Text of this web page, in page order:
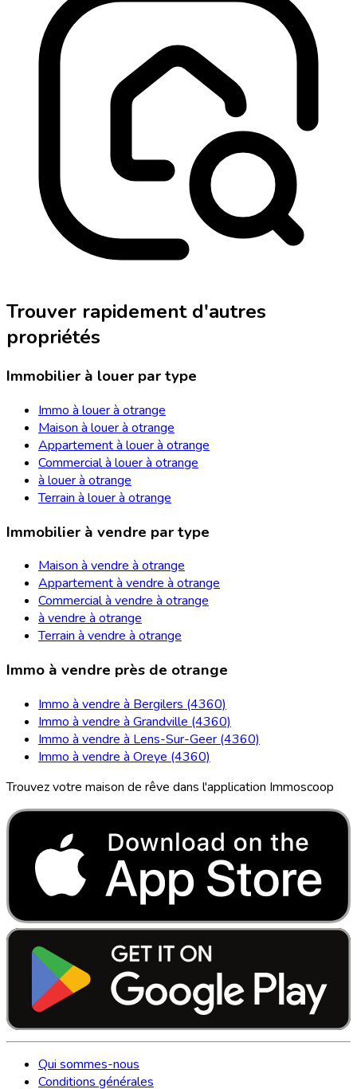
Trouver rapidement d'autres
propriétés
Immobilier à louer par type
Immo à louer à otrange
Maison à louer à otrange
Appartement à louer à otrange
Commercial à louer à otrange
à louer à otrange
Terrain à louer à otrange
Immobilier à vendre par type
Maison à vendre à otrange
Appartement à vendre à otrange
Commercial à vendre à otrange
à vendre à otrange
Terrain à vendre à otrange
Immo à vendre près de otrange
Immo à vendre à Bergilers (4360)
Immo à vendre à Grandville (4360)
Immo à vendre à Lens-Sur-Geer (4360)
Immo à vendre à Oreye (4360)
Trouvez votre maison de rêve dans l'application Immoscoop
Qui sommes-nous
Conditions générales